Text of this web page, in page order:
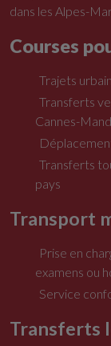
dans les Alpes-
Courses
Trajets
Transferts
Cannes-
Transferts
pays
Transport
Prise en
examens ou
Service
Transferts